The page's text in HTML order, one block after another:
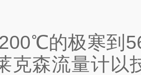
的极寒到
克森流量计以